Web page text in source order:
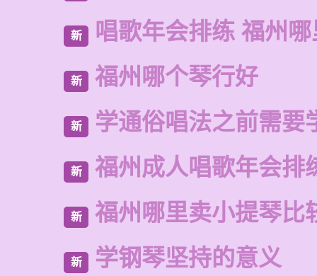
新 唱歌年会排练 福州
新 福州哪个琴行好
新 学通俗唱法之前需要
新 福州成人唱歌年会排
新 福州哪里卖小提琴比
新 学钢琴坚持的意义